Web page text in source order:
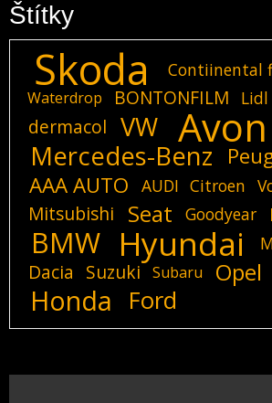
Štítky
Skoda Contiinental
Waterdrop BONTONFILM Lidl
dermacol
VW Avon
Mercedes-Benz
AAA AUTO
AUDI Citroen
Mitsubishi Seat Goodyear
BMW Hyundai
Dacia Suzuki Subaru Opel
Honda Ford